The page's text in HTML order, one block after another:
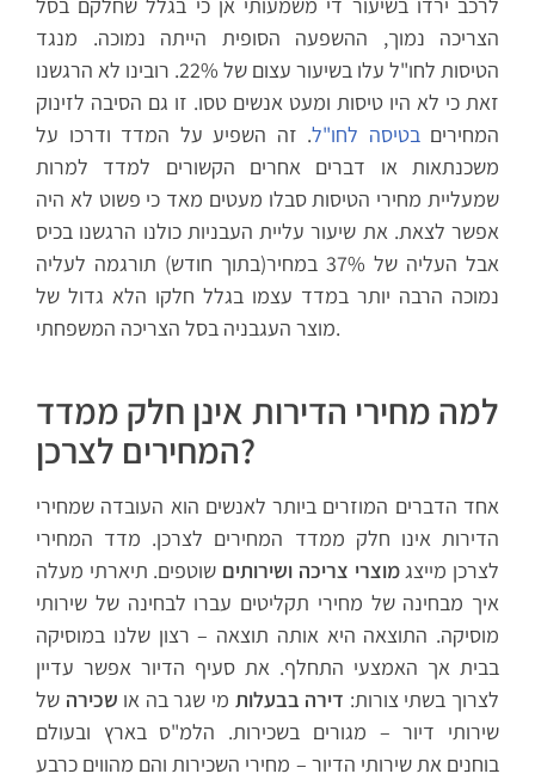
הצריכה נמוך, ההשפעה הסופית הייתה נמוכה. מנגד
הטיסות לחו"ל עלו בשיעור עצום של 22%. רובינו לא הרגשנו
זאת כי לא היו טיסות ומעט אנשים טסו. זו גם הסיבה לזינוק
המחיריםבטיסה לחו"ל. זה השפיע על המדד ודרכו על
משכנתאות או דברים אחרים הקשורים למדד למרות
שמעליית מחירי הטיסות סבלו מעטים מאד כי פשוט לא היה
אפשר לצאת. את שיעור עליית העבניות כולנו הרגשנו בכיס
אבל העליה של 37% במחיר(בתוך חודש) תורגמה לעליה
נמוכה הרבה יותר במדד עצמו בגלל חלקו הלא גדול של
מוצר העגבניה בסל הצריכה המשפחתי.
למה מחירי הדירות אינן חלק ממדד
המחירים לצרכן?
אחד הדברים המוזרים ביותר לאנשים הוא העובדה שמחירי
הדירות אינו חלק ממדד המחירים לצרכן. מדד המחירי
לצרכן מייצגמוצרי צריכה ושירותים שוטפים. תיארתי מעלה
איך מבחינה של מחירי תקליטים עברו לבחינה של שירותי
מוסיקה. התוצאה היא אותה תוצאה – רצון שלנו במוסיקה
בבית אך האמצעי התחלף. את סעיף הדיור אפשר עדיין
לצרוך בשתי צורות: דירה בבעלות מי שגר בה או שכירה של
שירותי דיור – מגורים בשכירות. הלמ"ס בארץ ובעולם
בוחנים את שירותי הדיור – מחירי השכירות והם מהווים כרבע